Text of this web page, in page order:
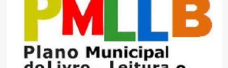
Pública
e
Baixada
Fluminense
–